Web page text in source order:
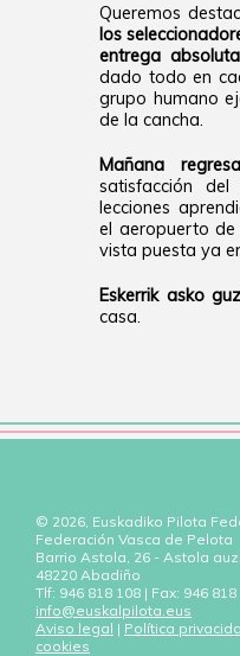
Queremos
los
entrega
dado todo en
grupo humano
de la cancha.
Mañana
satisfacción
lecciones
el aeropuerto de
vista puesta ya
Eskerrik asko
casa.
© 2026, Euskadiko Pilota
Federación Vasca de Pelota
Barrio Astola, 26 - Astola
48220 Abadiño
Tlf: 946 818 108 | Fax: 946
info@euskalpilota.eus
Aviso legal | Política
cookies